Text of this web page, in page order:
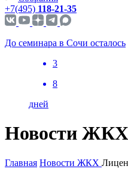
+7(495) 118-21-35
До семинара в Сочи осталось
3
8
дней
Новости ЖКХ
Главная Новости ЖКХ